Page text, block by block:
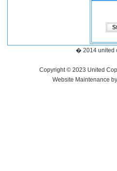
� 2014 united
Copyright © 2023 United
Website Maintenance